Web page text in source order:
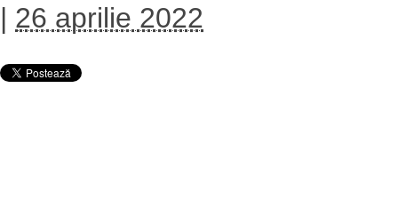
| 26 aprilie 2022